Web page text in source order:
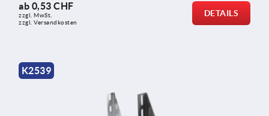
ab 0,53 CHF
zzgl. MwSt.
zzgl. Versandkosten
DETAILS
K2539